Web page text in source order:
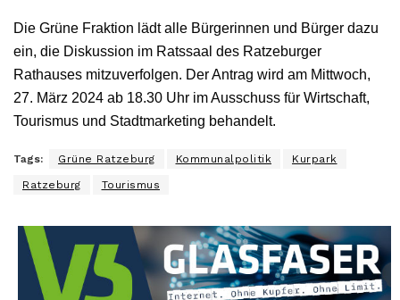
Die Grüne Fraktion lädt alle Bürgerinnen und Bürger dazu
ein, die Diskussion im Ratssaal des Ratzeburger
Rathauses mitzuverfolgen. Der Antrag wird am Mittwoch,
27. März 2024 ab 18.30 Uhr im Ausschuss für Wirtschaft,
Tourismus und Stadtmarketing behandelt.
Tags: Grüne Ratzeburg Kommunalpolitik Kurpark
Ratzeburg Tourismus